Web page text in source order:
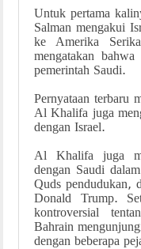
Untuk pertama
Salman mengakui
ke Amerika
mengatakan
pemerintah Saudi.
Pernyataan terbaru
Al Khalifa juga
dengan Israel.
Al Khalifa juga
dengan Saudi
Quds pendudukan,
Donald Trump.
kontroversial
Bahrain
dengan beberapa